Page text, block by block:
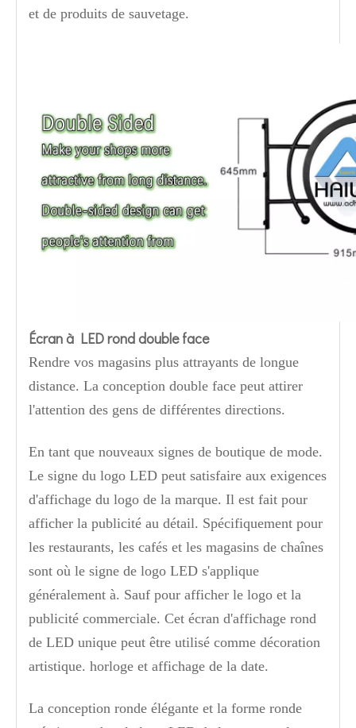
et de produits de sauvetage.
Écran à LED rond double face
Rendre vos magasins plus attrayants de longue
distance. La conception double face peut attirer
l'attention des gens de différentes directions.
En tant que nouveaux signes de boutique de mode.
Le signe du logo LED peut satisfaire aux exigences
d'affichage du logo de la marque. Il est fait pour
afficher la publicité au détail. Spécifiquement pour
les restaurants, les cafés et les magasins de chaînes
sont où le signe de logo LED s'applique
généralement à. Sauf pour afficher le logo et la
publicité commerciale. Cet écran d'affichage rond
de LED unique peut être utilisé comme décoration
artistique. horloge et affichage de la date.
La conception ronde élégante et la forme ronde